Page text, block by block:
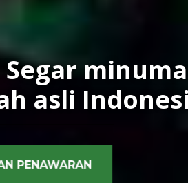
Segar
asli
PENAWARAN